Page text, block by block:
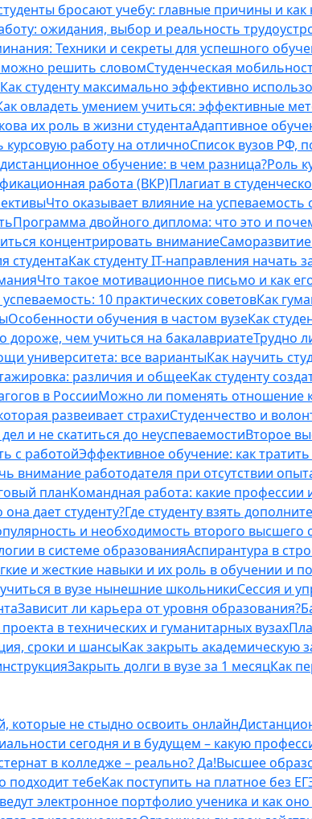
бросают учебу: главные причины и как
ожидания, выбор и реальность
Техники и секреты для успешного
можно решить словомСтуденческая
Как студенту максимально эффективно
овладеть умением учиться: эффективные
их роль в жизни студентаАдаптивное
курсовую работу на отличноСписок вузов РФ,
обучение: в чем разница?Роль
работа (ВКР)Плагиат в
Что оказывает влияние на успеваемость
Программа двойного диплома: что это и
концентрировать внимание
студентаКак студенту IT-направления начать
Что такое мотивационное письмо и как
10 практических советовКак
Особенности обучения в частом вузеКак
дороже, чем учиться на бакалавриатеТрудно
университета: все вариантыКак научить
различия и общееКак студенту
в РоссииМожно ли поменять отношение
развеивает страхиСтуденчество и
и не скатиться до неуспеваемостиВторое
с работойЭффективное обучение: как
внимание работодателя при отсутствии
планКомандная работа: какие профессии
дает студенту?Где студенту взять
и необходимость второго высшего
в системе образованияАспирантура в
и жесткие навыки и их роль в обучении и
в вузе нынешние школьникиСессия и
Зависит ли карьера от уровня образования?
в технических и гуманитарных вузах
сроки и шансыКак закрыть академическую
Закрыть долги в вузе за 1 месяцКак
которые не стыдно освоить онлайн
сегодня и в будущем – какую
в колледже – реально? Да!Высшее
подходит тебеКак поступить на платное без
электронное портфолио ученика и как